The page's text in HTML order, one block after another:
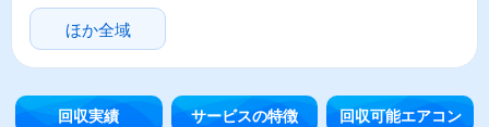
ほか全域
回収実績 サービスの特徴 回収可能エアコン